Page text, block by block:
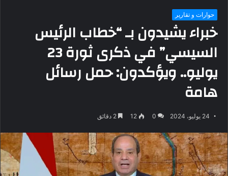
حوارات و تقارير
خبراء يشيدون بـ “خطاب الرئيس
السيسي” في ذكرى ثورة 23
يوليو.. ويؤكدون: حمل رسائل
هامة
24 يوليو، 2024 0
12